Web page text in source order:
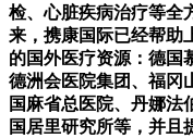
检、心脏疾病治疗等全
来，携康国际已经帮助
的国外医疗资源：德国
德洲会医院集团、福冈
国麻省总医院、丹娜法
国居里研究所等，并且